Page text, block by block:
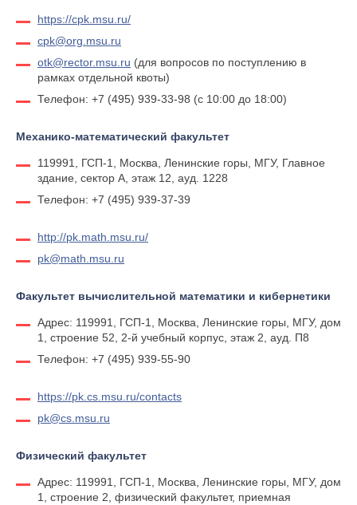
https://cpk.msu.ru/
cpk@org.msu.ru
otk@rector.msu.ru (для вопросов по поступлению в
рамках отдельной квоты)
Телефон: +7 (495) 939-33-98 (с 10:00 до 18:00)
Механико-математический факультет
119991, ГСП-1, Москва, Ленинские горы, МГУ, Главное
здание, сектор А, этаж 12, ауд. 1228
Телефон: +7 (495) 939-37-39
http://pk.math.msu.ru/
pk@math.msu.ru
Факультет вычислительной математики и кибернетики
Адрес: 119991, ГСП-1, Москва, Ленинские горы, МГУ, дом
1, строение 52, 2-й учебный корпус, этаж 2, ауд. П8
Телефон: +7 (495) 939-55-90
https://pk.cs.msu.ru/contacts
pk@cs.msu.ru
Физический факультет
Адрес: 119991, ГСП-1, Москва, Ленинские горы, МГУ, дом
1, строение 2, физический факультет, приемная